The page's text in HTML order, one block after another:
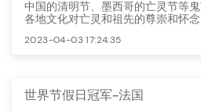
中国的清明节、墨西哥的亡灵节等
各地文化对亡灵和祖先的尊崇和怀
们各自的有趣故事和独特习俗。
2023-04-03 17:24:35
世界节假日冠军-法国